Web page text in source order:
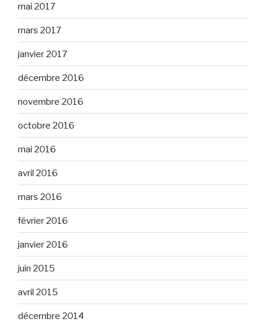
mai 2017
mars 2017
janvier 2017
décembre 2016
novembre 2016
octobre 2016
mai 2016
avril 2016
mars 2016
février 2016
janvier 2016
juin 2015
avril 2015
décembre 2014